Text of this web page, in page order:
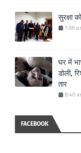
सुरक्षा
7:08
घर में
डोली,
तार
8:40
FACEBOOK